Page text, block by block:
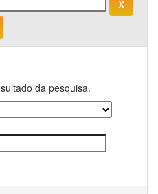
da pesquisa.